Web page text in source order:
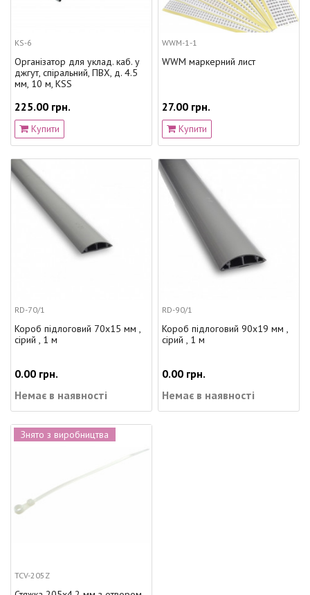
KS-6
Організатор для уклад. каб. у
джгут, спіральний, ПВХ, д. 4.5
мм, 10 м, KSS
225.00 грн.
Купити
WWM-1-1
WWM маркерний лист
27.00 грн.
Купити
RD-70/1
Короб підлоговий 70x15 мм ,
сірий , 1 м
0.00 грн.
Немає в наявності
RD-90/1
Короб підлоговий 90x19 мм ,
сірий , 1 м
0.00 грн.
Немає в наявності
Знято з виробництва
TCV-205Z